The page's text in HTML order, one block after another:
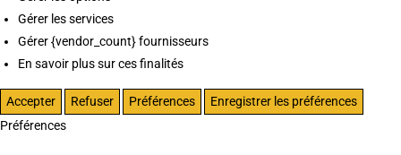
Gérer les services
Gérer {vendor_count} fournisseurs
En savoir plus sur ces finalités
Accepter Refuser Préférences
Enregistrer les préférences
Préférences